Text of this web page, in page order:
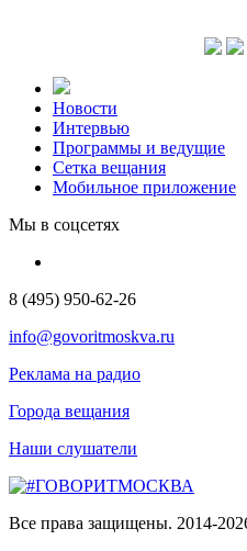
Новости
Интервью
Программы и ведущие
Сетка вещания
Мобильное приложение
Мы в соцсетях
8 (495) 950-62-26
info@govoritmoskva.ru
Реклама на радио
Города вещания
Наши слушатели
Все права защищены. 2014-